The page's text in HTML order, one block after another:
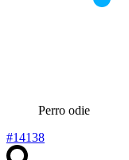
Perro odie
#14138